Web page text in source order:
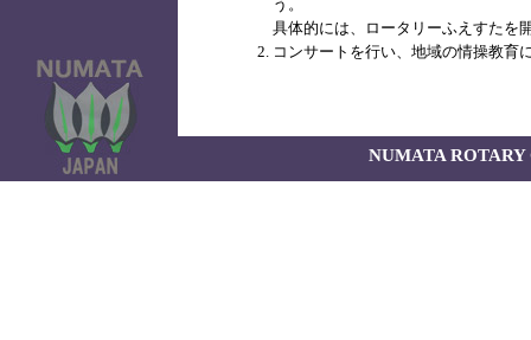
う。
具体的には、ロータリーふえすたを
コンサートを行い、地域の情操教育
NUMATA ROTARY